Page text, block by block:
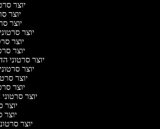
יוצר
יוצר
יוצר
יוצר
יוצר
יוצר
יוצר סרטוני
יוצר
יוצר
יוצר
יוצר
יוצר
יוצר
יוצר